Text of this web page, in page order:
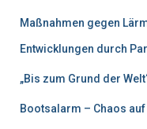
Maßnahmen gegen
Entwicklungen durch
„Bis zum Grund der
Bootsalarm – Chaos